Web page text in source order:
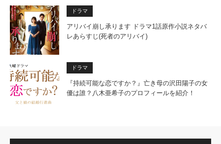
ドラマ
アリバイ崩し承ります ドラマ1話原作小説ネタバ
レあらすじ(死者のアリバイ)
ドラマ
『持続可能な恋ですか？』亡き母の沢田陽子の女
優は誰？八木亜希子のプロフィールを紹介！